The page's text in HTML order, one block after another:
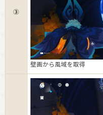
③
壁画から風域を取得